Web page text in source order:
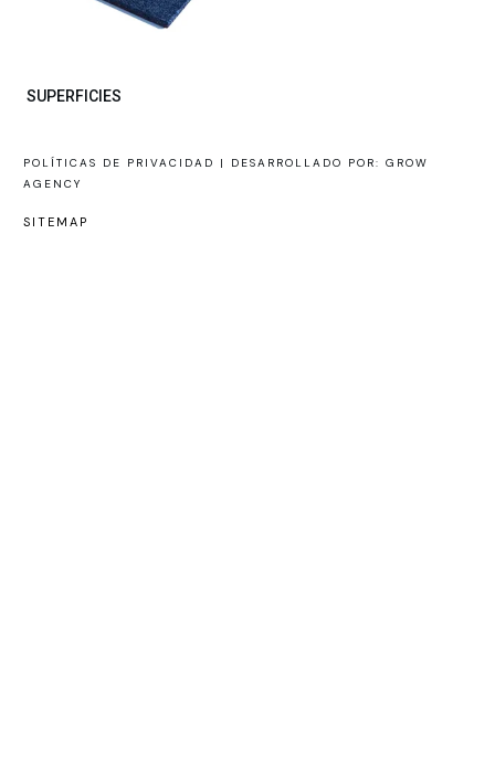
SUPERFICIES
POLÍTICAS DE PRIVACIDAD |
DESARROLLADO POR: GROW
AGENCY
SITEMAP